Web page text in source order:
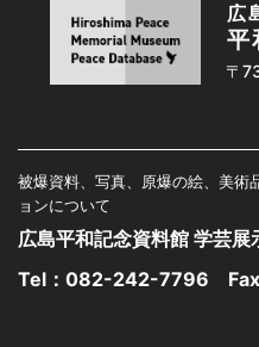
広
平
〒
被爆資料、写真、原爆の絵、美術
ョンについて
広島平和記念資料館 学芸展
Tel： 082-242-7796